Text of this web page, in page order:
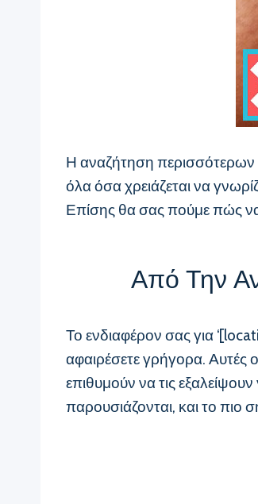
Η αναζήτηση περισσότερων
όλα όσα χρειάζεται να
Επίσης θα σας πούμε πώς να
Από Την
Το ενδιαφέρον σας για
αφαιρέσετε γρήγορα. Αυτές
επιθυμούν να τις
παρουσιάζονται, και το πιο